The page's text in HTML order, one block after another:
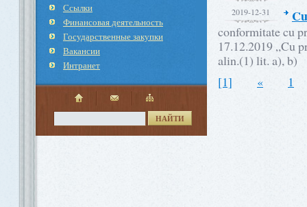
Ссылки
Финансовая деятельность
Государственные закупки
Вакансии
Интранет
НАЙТИ
2019-12-31
conformitate cu
17.12.2019 „Cu
alin.(1) lit. a), b)
[1]
« 1